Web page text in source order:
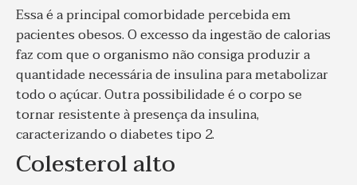
Essa é a principal comorbidade percebida em
pacientes obesos. O excesso da ingestão de calorias
faz com que o organismo não consiga produzir a
quantidade necessária de insulina para metabolizar
todo o açúcar.Outra possibilidade é o corpo se
tornar resistente à presença da insulina,
caracterizando o diabetes tipo 2.
Colesterol alto